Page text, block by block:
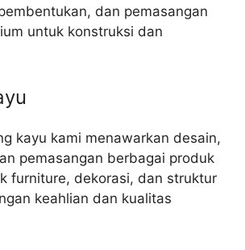
dan pemasangan
untuk konstruksi dan
kayu kami menawarkan desain,
pemasangan berbagai produk
furniture, dekorasi, dan struktur
keahlian dan kualitas